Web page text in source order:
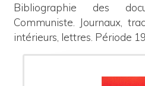
Bibliographie des
Communiste. Journaux,
intérieurs, lettres. Période